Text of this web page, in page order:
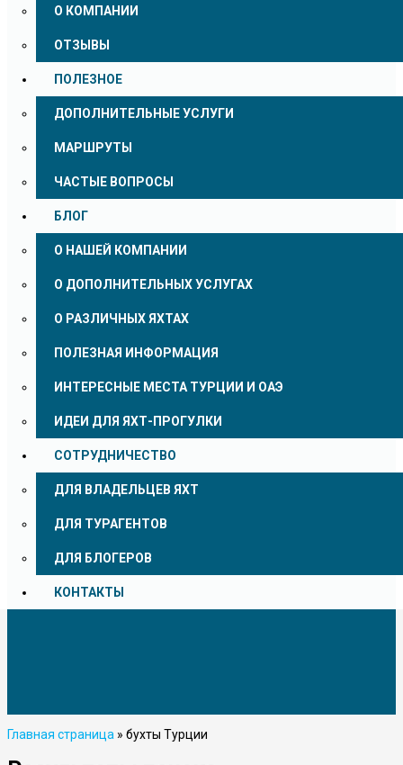
О КОМПАНИИ
ОТЗЫВЫ
ПОЛЕЗНОЕ
ДОПОЛНИТЕЛЬНЫЕ УСЛУГИ
МАРШРУТЫ
ЧАСТЫЕ ВОПРОСЫ
БЛОГ
О НАШЕЙ КОМПАНИИ
О ДОПОЛНИТЕЛЬНЫХ УСЛУГАХ
О РАЗЛИЧНЫХ ЯХТАХ
ПОЛЕЗНАЯ ИНФОРМАЦИЯ
ИНТЕРЕСНЫЕ МЕСТА ТУРЦИИ И ОАЭ
ИДЕИ ДЛЯ ЯХТ-ПРОГУЛКИ
СОТРУДНИЧЕСТВО
ДЛЯ ВЛАДЕЛЬЦЕВ ЯХТ
ДЛЯ ТУРАГЕНТОВ
ДЛЯ БЛОГЕРОВ
КОНТАКТЫ
Главная страница » бухты Турции